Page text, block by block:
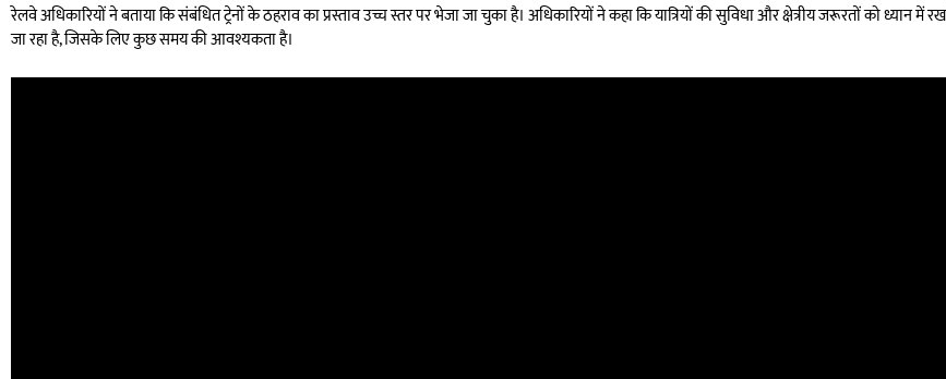
रेलवे अधिकारियों ने बताया कि संबंधित ट्रेनों के ठहराव का प्रस्ताव उच्च स्तर पर भेजा जा चुका है। अधिकारियों ने कहा कि यात्रियों की सुविधा और क्षेत्रीय जरूरतों को ध्यान में
जा रहा है, जिसके लिए कुछ समय की आवश्यकता है।